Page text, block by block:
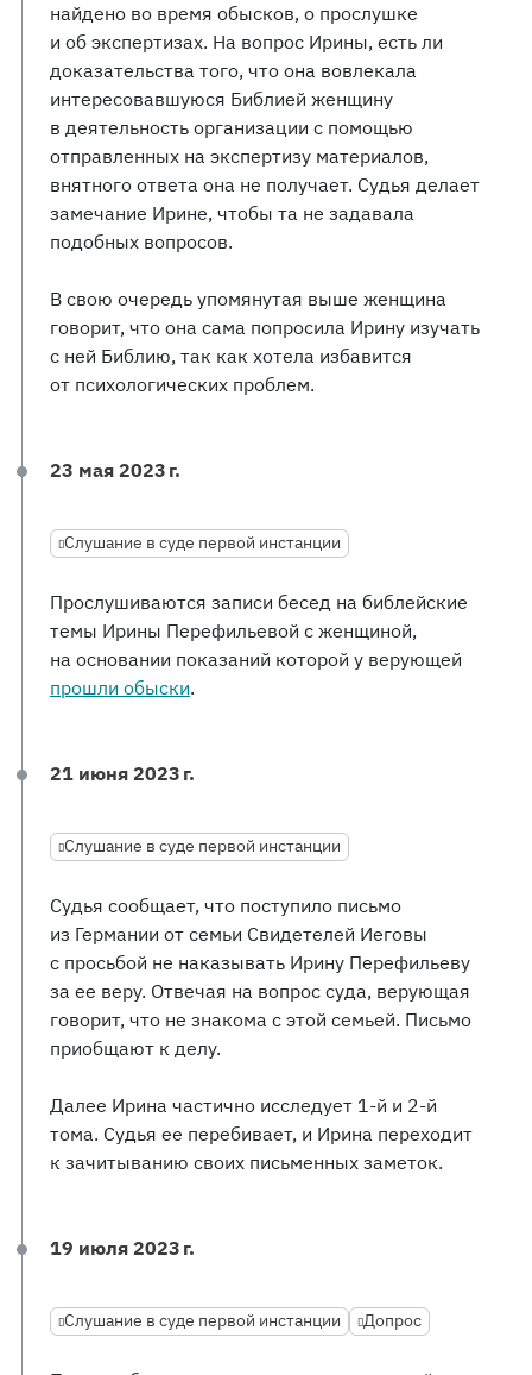
найдено во время обысков, о прослушке
и об экспертизах. На вопрос Ирины, есть ли
доказательства того, что она вовлекала
интересовавшуюся Библией женщину
в деятельность организации с помощью
отправленных на экспертизу материалов,
внятного ответа она не получает. Судья делает
замечание Ирине, чтобы та не задавала
подобных вопросов.
В свою очередь упомянутая выше женщина
говорит, что она сама попросила Ирину изучать
с ней Библию, так как хотела избавится
от психологических проблем.
23 мая 2023 г.
Слушание в суде первой инстанции
Прослушиваются записи бесед на библейские
темы Ирины Перефильевой с женщиной,
на основании показаний которой у верующей
прошли обыски.
21 июня 2023 г.
Слушание в суде первой инстанции
Судья сообщает, что поступило письмо
из Германии от семьи Свидетелей Иеговы
с просьбой не наказывать Ирину Перефильеву
за ее веру. Отвечая на вопрос суда, верующая
говорит, что не знакома с этой семьей. Письмо
приобщают к делу.
Далее Ирина частично исследует 1-й и 2-й
тома. Судья ее перебивает, и Ирина переходит
к зачитыванию своих письменных заметок.
19 июля 2023 г.
Слушание в суде первой инстанции Допрос